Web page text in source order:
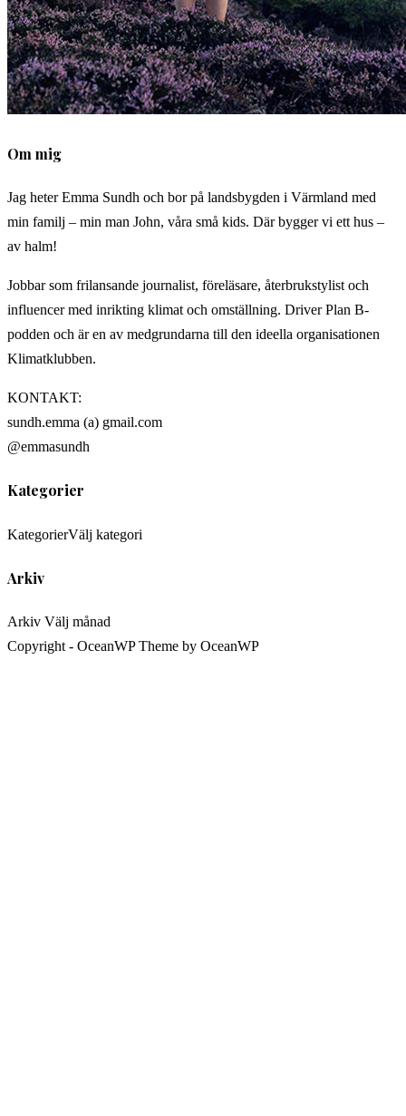
Om mig
Jag heter Emma Sundh och bor på landsbygden i Värmland med
min familj – min man John, våra små kids. Där bygger vi ett hus –
av halm!
Jobbar som frilansande journalist, föreläsare, återbrukstylist och
influencer med inrikting klimat och omställning. Driver Plan B-
podden och är en av medgrundarna till den ideella organisationen
Klimatklubben.
KONTAKT:
sundh.emma (a) gmail.com
@emmasundh
Kategorier
KategorierVälj kategori
Arkiv
Arkiv Välj månad
Copyright - OceanWP Theme by OceanWP